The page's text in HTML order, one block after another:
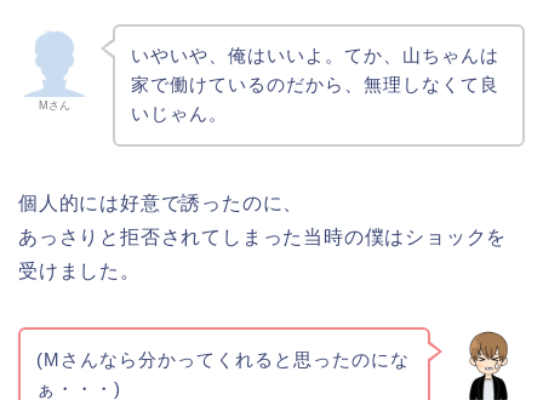
Mさん
いやいや、俺はいいよ。てか、山ちゃんは
家で働けているのだから、無理しなくて良
いじゃん。
個人的には好意で誘ったのに、
あっさりと拒否されてしまった当時の僕はショックを
受けました。
(Mさんなら分かってくれると思ったのにな
ぁ・・・)